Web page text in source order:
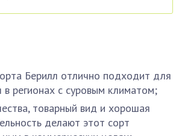
Берилл отлично подходит для
в регионах с суровым климатом;
товарный вид и хорошая
делают этот сорт